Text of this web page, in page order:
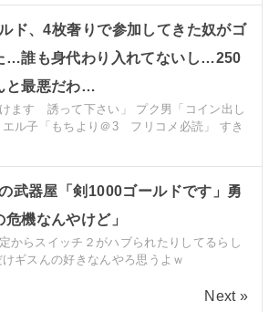
ド、4枚奢りで参加してきた奴がゴ
…誰も身代わり入れてないし…250
と最悪だわ…
ます 誘って下さい」 プク男「コイン出し
ル子「もちより＠3 フリコメ必読」 すき
武器屋「剣1000ゴールドです」勇
機なんやけど」
からスイッチ２がハブられたりしてるらし
ギスんの好きなんやろ思うよｗ
Next »